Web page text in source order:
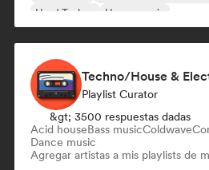
Hard Techno
House music
Playlist Curator
&gt; 3500 respuestas dadas
Acid houseBass musicColdwave
Dance music
Agregar artistas a mis playlists de